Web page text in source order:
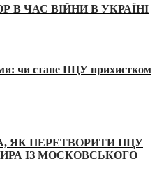
ЧАС ВІЙНИ В УКРАЇНІ
чи стане ПЦУ прихистком
ЯК ПЕРЕТВОРИТИ ПЦУ
ІЗ МОСКОВСЬКОГО